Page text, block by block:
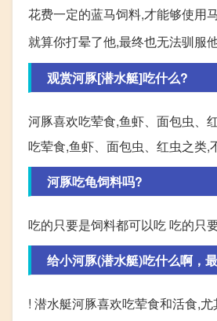
花费一定的蓝马饲料,才能够使用
就算你打晕了他,最终也无法驯服
观赏河豚[潜水艇]吃什么?
河豚喜欢吃荤食,鱼虾、面包虫、
吃荤食,鱼虾、面包虫、红虫之类
河豚吃龟饲料吗?
吃的只要是饲料都可以吃 吃的只
给小河豚(潜水艇)吃什么啊，
! 潜水艇河豚喜欢吃荤食和活食,